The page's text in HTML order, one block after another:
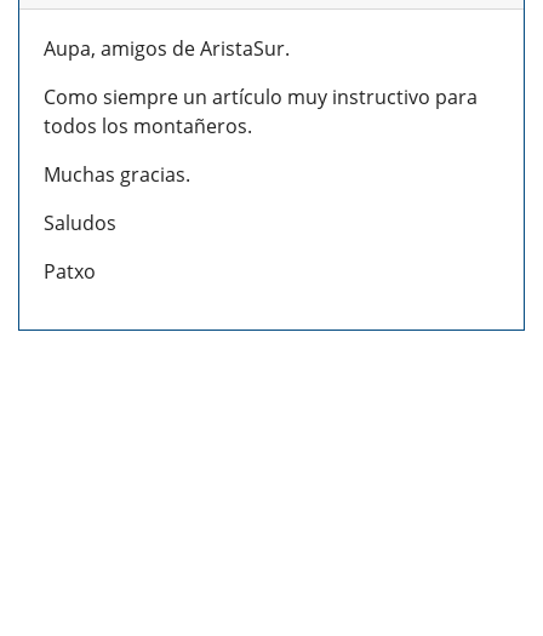
Aupa, amigos de AristaSur.
Como siempre un artículo muy instructivo para
todos los montañeros.
Muchas gracias.
Saludos
Patxo